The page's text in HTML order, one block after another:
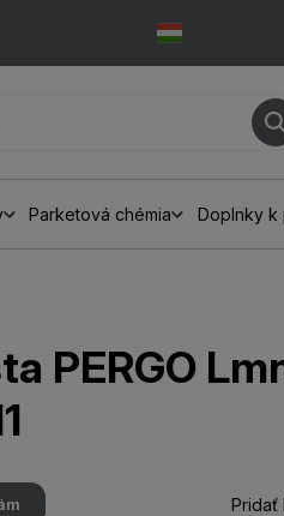
Parketová chémia Doplnky k
PERGO
Pridať